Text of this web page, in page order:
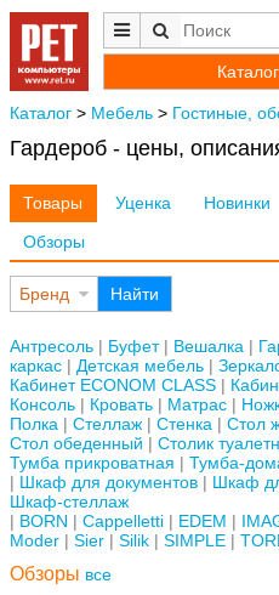
Каталог
Каталог > Мебель > Гостиные,
Гардероб - цены,
Товары Уценка Новинки
Обзоры
Бренд Найти
Антресоль Буфет Вешалка
каркас
Детская мебель
Кабинет ECONOM CLASS
Консоль
Кровать Матрас
Полка
Стеллаж Стенка Стол
Стол обеденный
Столик
Тумба прикроватная
Тумба-
Шкаф для документов
Шкаф
Шкаф-стеллаж
BORN
Cappelletti EDEM
Moder
Sier Silik SIMPLE
Обзоры все